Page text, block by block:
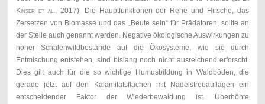
Kinser et al
., 2017). Die Hauptfunktionen der Rehe und Hirsche, das
Zersetzen von Biomasse und das „Beute sein“ für Prädatoren, sollte an
der Stelle auch genannt werden. Negative ökologische Auswirkungen zu
hoher Schalenwildbestände auf die Ökosysteme, wie sie durch
Entmischung entstehen, sind bislang noch nicht ausreichend erforscht.
Dies gilt auch für die so wichtige Humusbildung in Waldböden, die
gerade jetzt auf den Kalamitätsflächen mit Nadelstreuauflagen ein
entscheidender Faktor der Wiederbewaldung ist. Überhöhte